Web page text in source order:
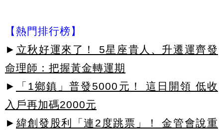
【熱門排行榜】
► 立秋好運來了！ 5星座貴人、升遷運齊發
命理師：把握黃金轉運期
►
「1鄉鎮」普發5000元！ 這日開領 低收
入戶再加碼2000元
► 緯創發股利「連2度跳票」！ 金管會說重